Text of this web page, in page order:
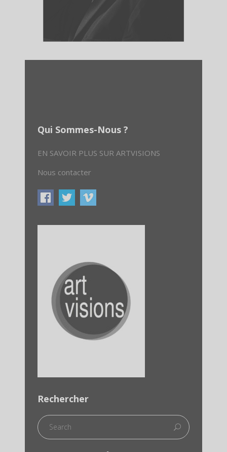
Qui Sommes-Nous ?
EN SAVOIR PLUS SUR ARTVISIONS
Nous contacter
Rechercher